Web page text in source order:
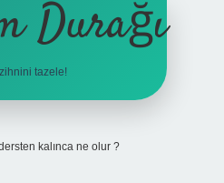
Durağı
tazele!
kalınca ne olur ?